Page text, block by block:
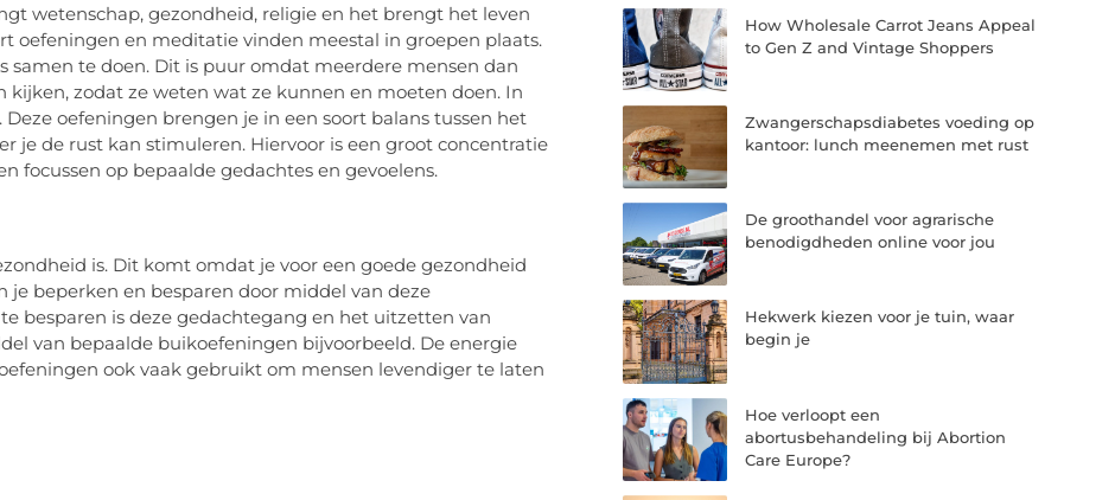
wetenschap, gezondheid, religie en het brengt het leven
oefeningen en meditatie vinden meestal in groepen plaats.
samen te doen. Dit is puur omdat meerdere mensen dan
zodat ze weten wat ze kunnen en moeten doen. In
oefeningen brengen je in een soort balans tussen het
je de rust kan stimuleren. Hiervoor is een groot concentratie
focussen op bepaalde gedachtes en gevoelens.
is. Dit komt omdat je voor een goede gezondheid
beperken en besparen door middel van deze
besparen is deze gedachtegang en het uitzetten van
van bepaalde buikoefeningen bijvoorbeeld. De energie
ook vaak gebruikt om mensen levendiger te laten
How Wholesale Carrot Jeans Appeal
to Gen Z and Vintage Shoppers
Zwangerschapsdiabetes voeding op
kantoor: lunch meenemen met rust
De groothandel voor agrarische
benodigdheden online voor jou
Hekwerk kiezen voor je tuin, waar
begin je
Hoe verloopt een
abortusbehandeling bij Abortion
Care Europe?